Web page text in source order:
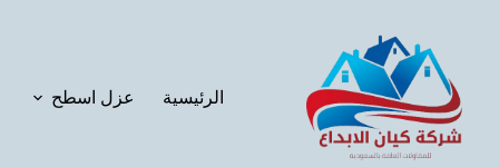
الرئيسية عزل اسطح